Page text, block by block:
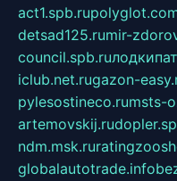
act1.spb.ru
detsad125.rumir-
council.spb.ru
iclub.net.rugazon-
pylesostineco.rumsts-
artemovskij.ru
ndm.msk.ru
globalautotrade.info